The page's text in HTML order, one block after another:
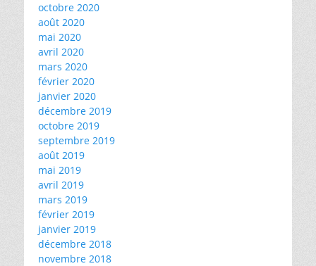
octobre 2020
août 2020
mai 2020
avril 2020
mars 2020
février 2020
janvier 2020
décembre 2019
octobre 2019
septembre 2019
août 2019
mai 2019
avril 2019
mars 2019
février 2019
janvier 2019
décembre 2018
novembre 2018